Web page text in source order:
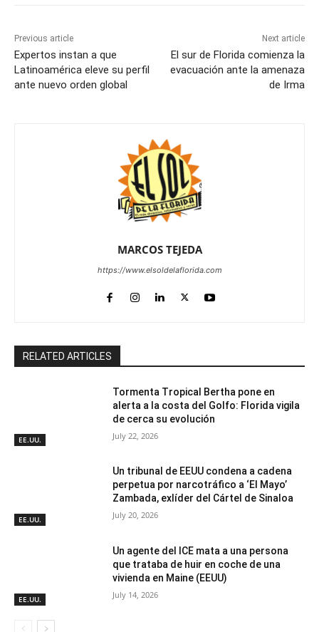
Previous article
Expertos instan a que
Latinoamérica eleve su perfil
ante nuevo orden global
Next article
El sur de Florida comienza la
evacuación ante la amenaza
de Irma
MARCOS TEJEDA
https://www.elsoldelaflorida.com
RELATED ARTICLES
EE.UU.
Tormenta Tropical Bertha pone en
alerta a la costa del Golfo: Florida vigila
de cerca su evolución
July 22, 2026
EE.UU.
Un tribunal de EEUU condena a cadena
perpetua por narcotráfico a ‘El Mayo’
Zambada, exlíder del Cártel de Sinaloa
July 20, 2026
EE.UU.
Un agente del ICE mata a una persona
que trataba de huir en coche de una
vivienda en Maine (EEUU)
July 14, 2026